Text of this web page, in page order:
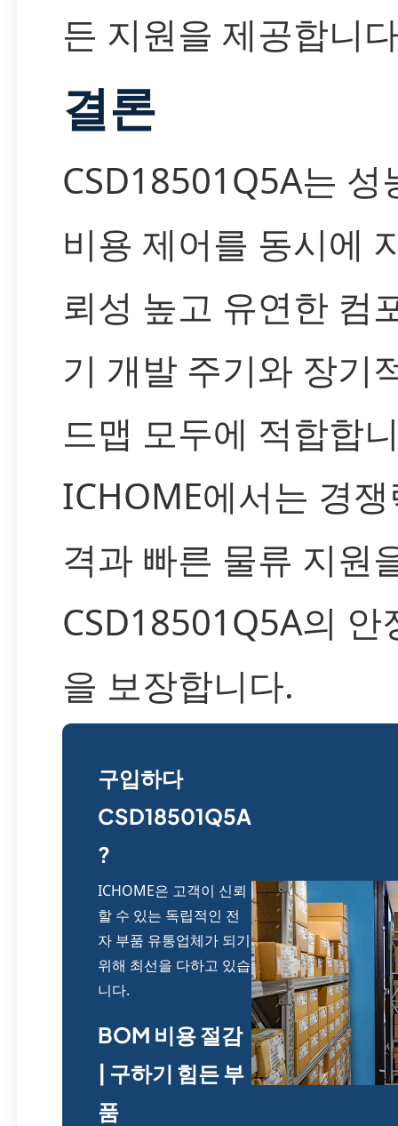
든 지원을 제공합니
결론
CSD18501Q5A는 성
비용 제어를 동시에
뢰성 높고 유연한 컴
기 개발 주기와 장기
드맵 모두에 적합합
ICHOME에서는 경
격과 빠른 물류 지원
CSD18501Q5A의 안
을 보장합니다.
구입하다
CSD18501Q5A
?
ICHOME은 고객이 신뢰
할 수 있는 독립적인 전
자 부품 유통업체가 되기
위해 최선을 다하고 있습
니다.
BOM 비용 절감
| 구하기 힘든 부
품